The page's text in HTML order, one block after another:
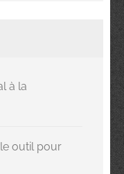
à la
outil pour